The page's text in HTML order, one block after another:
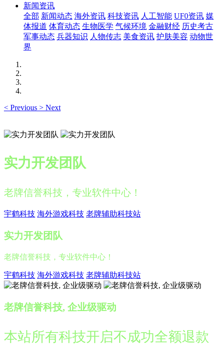
新闻资讯
全部 新闻动态 海外资讯 科技资讯 人工智能 UF0资讯 媒
体报道 体育动态 生物医学 气候环境 金融财经 历史考古
军事动态 兵器知识 人物传志 美食资讯 护肤美容 动物世
界
< Previous > Next
实力开发团队
老牌信誉科技，专业软件中心！
宇鹤科技 海外游戏科技 老牌辅助科技站
实力开发团队
老牌信誉科技，专业软件中心！
宇鹤科技 海外游戏科技 老牌辅助科技站
老牌信誉科技, 企业级驱动
本站所有科技开启不成功全额退款